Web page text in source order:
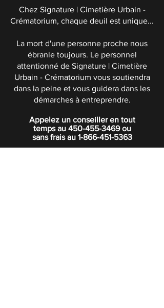
Chez Signature | Cimetière Urbain -
Crématorium, chaque deuil est unique...
La mort d'une personne proche nous
ébranle toujours. Le personnel
attentionné de Signature | Cimetière
Urbain - Crématorium vous soutiendra
dans la peine et vous guidera dans les
démarches à entreprendre.
Appelez un conseiller en tout
temps au 450-455-3469ou
sans frais au 1-866-451-5363